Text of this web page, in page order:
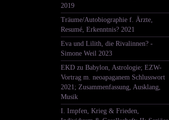
2019
Träume/Autobiographie f. Ärzte,
Resumé, Erkenntnis? 2021
Eva und Lilith, die Rivalinnen? -
Simone Weil 2023
EKD zu Babylon, Astrologie; EZW-
Vortrag m. neoapaganem Schlusswort
2021; Zusammenfassung, Ausklang,
Musik
I. Impfen, Krieg & Frieden,